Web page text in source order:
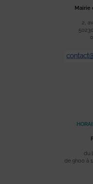
Mairie
2,
du
de 9h00 à